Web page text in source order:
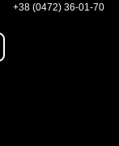
+38 (0472) 36-01-70